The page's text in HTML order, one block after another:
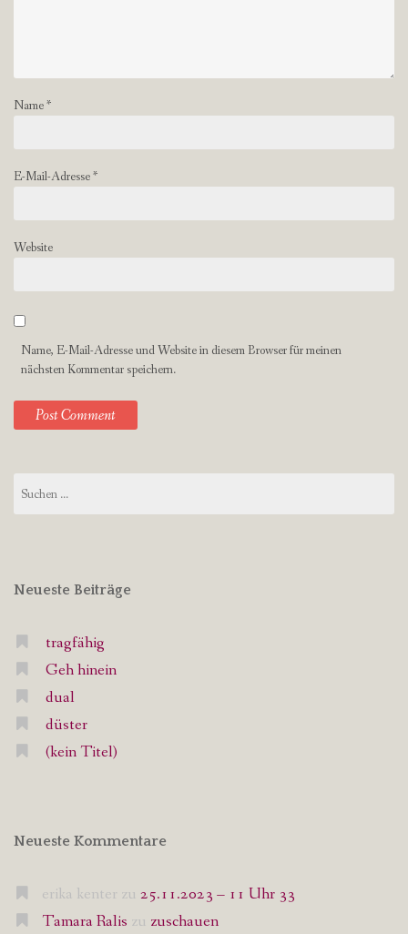
Name*
E-Mail-Adresse*
Website
Name, E-Mail-Adresse und Website in diesem Browser für meinen
nächsten Kommentar speichern.
nach:
Neueste Beiträge
tragfähig
Geh hinein
dual
düster
(kein Titel)
Neueste Kommentare
erika kenter zu 25.11.2023 – 11 Uhr 33
Tamara Ralis zu zuschauen